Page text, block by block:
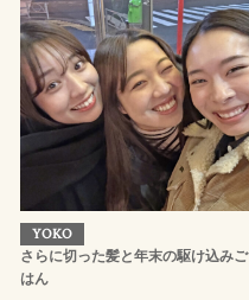
YOKO
さらに切った髪と年末の駆け込みご
はん